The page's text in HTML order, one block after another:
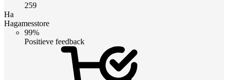
259
Ha
Hagamesstore
99%
Positieve feedback